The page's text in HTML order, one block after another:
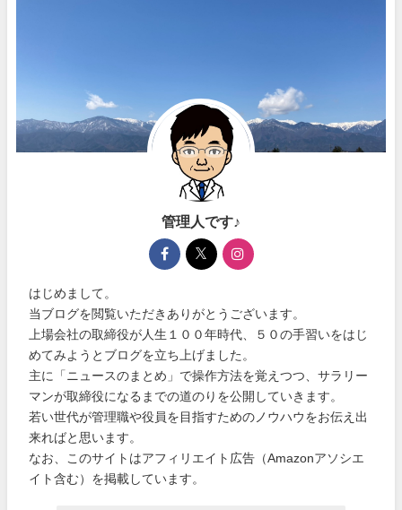
管理人です♪
はじめまして。
当ブログを閲覧いただきありがとうございます。
上場会社の取締役が人生１００年時代、５０の手習いをはじ
めてみようとブログを立ち上げました。
主に「ニュースのまとめ」で操作方法を覚えつつ、サラリー
マンが取締役になるまでの道のりを公開していきます。
若い世代が管理職や役員を目指すためのノウハウをお伝え出
来ればと思います。
なお、このサイトはアフィリエイト広告（Amazonアソシエ
イト含む）を掲載しています。